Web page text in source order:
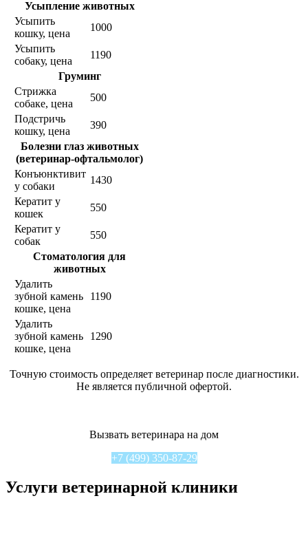
Усыпление животных
Усыпить
кошку, цена
1000
Усыпить
собаку, цена
1190
Груминг
Стрижка
собаке, цена
500
Подстричь
кошку, цена
390
Болезни глаз животных
(ветеринар-офтальмолог)
Конъюнктивит
у собаки
1430
Кератит у
кошек
550
Кератит у
собак
550
Стоматология для
животных
Удалить
зубной камень
кошке, цена
1190
Удалить
зубной камень
кошке, цена
1290
Точную стоимость определяет ветеринар после диагностики.
Не является публичной офертой.
Вызвать ветеринара на дом
+7 (499) 350-87-29
Услуги ветеринарной клиники